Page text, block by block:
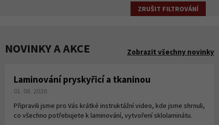
ZRUŠIT FILTROVÁNÍ
NOVINKY A AKCE Zobrazit všechny novinky
Laminování pryskyřicí a tkaninou
01. 08. 2026
Připravili jsme pro Vás krátké instruktážní video, kde jsme shrnuli,
co všechno potřebujete k laminování, vytvoření sklolaminátu.